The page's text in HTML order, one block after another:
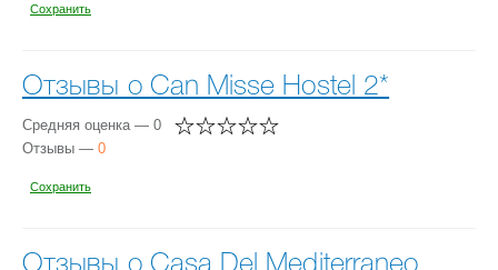
Сохранить
Отзывы о Can Misse Hostel 2*
Средняя оценка — 0
Отзывы — 0
Сохранить